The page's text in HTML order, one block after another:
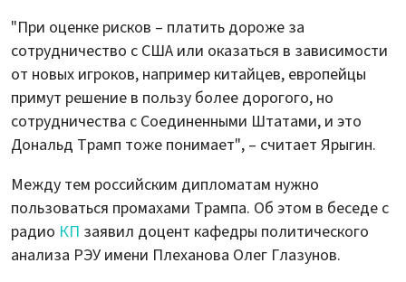
"При оценке рисков – платить дороже за
сотрудничество с США или оказаться в зависимости
от новых игроков, например китайцев, европейцы
примут решение в пользу более дорогого, но
сотрудничества с Соединенными Штатами, и это
Дональд Трамп тоже понимает", – считает Ярыгин.
Между тем российским дипломатам нужно
пользоваться промахами Трампа. Об этом в беседе с
радио КП заявил доцент кафедры политического
анализа РЭУ имени Плеханова Олег Глазунов.